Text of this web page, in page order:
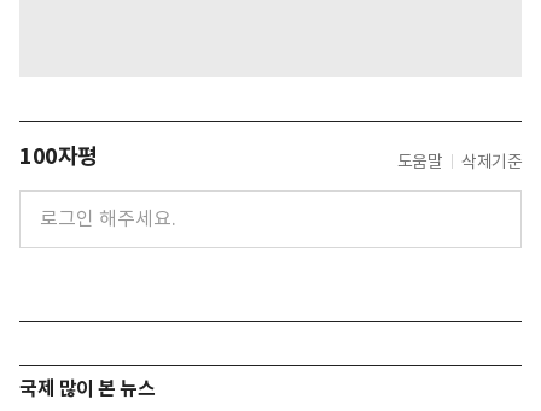
100자평 도움말 삭제기준
국제 많이 본 뉴스